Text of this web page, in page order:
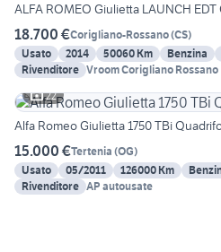
ALFA ROMEO Giulietta LAUNCH
18.700 €Corigliano-Rossano(CS)
Usato
2014 50060 Km Benzina
Rivenditore Vroom Corigliano Rossano
22
Alfa Romeo Giulietta 1750 TBi
15.000 €Tertenia (OG)
Usato
05/2011 126000 Km
Rivenditore AP autousate